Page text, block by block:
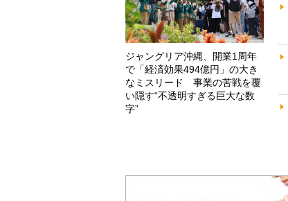
ジャングリア沖縄、開業1周年
で「経済効果494億円」の大き
なミスリード 事業の苦戦を覆
い隠す“不透明すぎる巨大な数
字”